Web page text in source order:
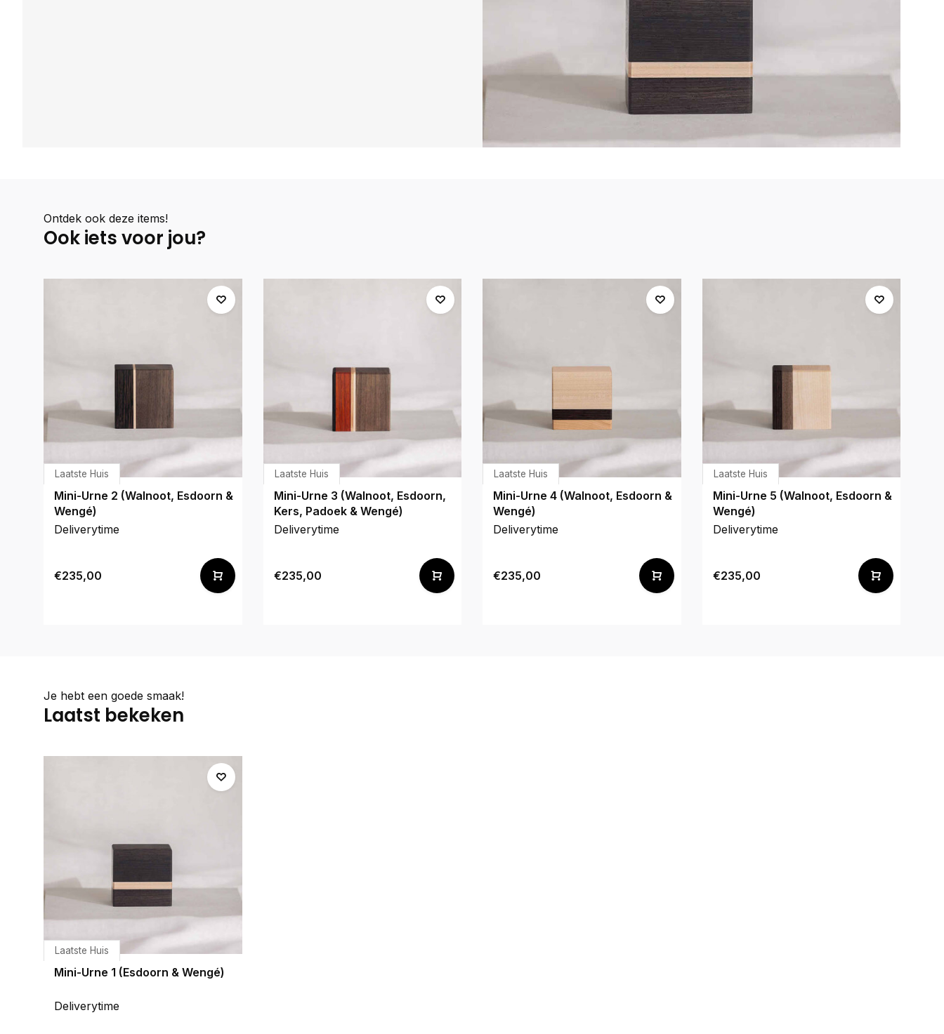
Ontdek ook deze items!
Ook iets voor jou?
Laatste Huis
Mini-Urne 2 (Walnoot, Esdoorn &
Wengé)
Deliverytime
€235,00
Laatste Huis
Mini-Urne 3 (Walnoot, Esdoorn,
Kers, Padoek & Wengé)
Deliverytime
€235,00
Laatste Huis
Mini-Urne 4 (Walnoot, Esdoorn &
Wengé)
Deliverytime
€235,00
Laatste Huis
Mini-Urne 5 (Walnoot, Esdoorn &
Wengé)
Deliverytime
€235,00
Je hebt een goede smaak!
Laatst bekeken
Laatste Huis
Mini-Urne 1 (Esdoorn & Wengé)
Deliverytime